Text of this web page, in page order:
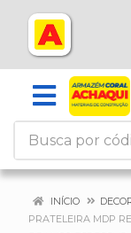
INÍCIO
PRATELEIRA MDP